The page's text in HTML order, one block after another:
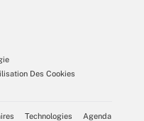
Des Cookies
Technologies
Agenda